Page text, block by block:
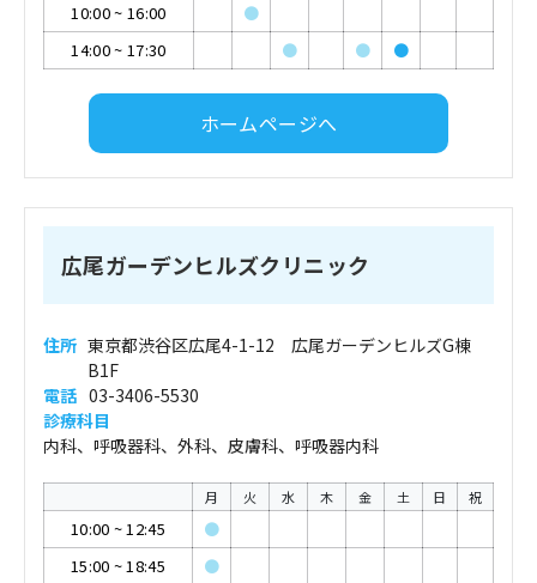
10:00~ 16:00
●
14:00~ 17:30 ● ● ●
ホームページへ
広尾ガーデンヒルズクリニック
住所 東京都渋谷区広尾4-1-12 広尾ガーデンヒルズG棟
B1F
電話 03-3406-5530
診療科目
内科、呼吸器科、外科、皮膚科、呼吸器内科
月 火 水 木 金 土 日 祝
10:00 ~12:45
●
15:00 ~18:45
●